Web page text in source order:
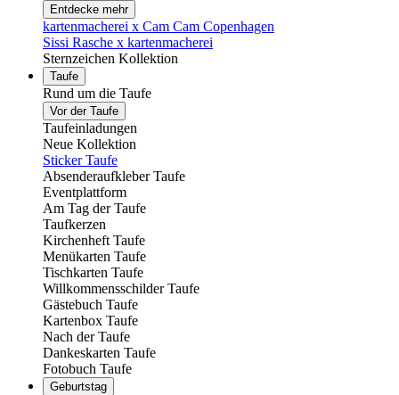
Entdecke mehr
kartenmacherei x Cam Cam Copenhagen
Sissi Rasche x kartenmacherei
Sternzeichen Kollektion
Taufe
Rund um die Taufe
Vor der Taufe
Taufeinladungen
Neue Kollektion
Sticker Taufe
Absenderaufkleber Taufe
Eventplattform
Am Tag der Taufe
Taufkerzen
Kirchenheft Taufe
Menükarten Taufe
Tischkarten Taufe
Willkommensschilder Taufe
Gästebuch Taufe
Kartenbox Taufe
Nach der Taufe
Dankeskarten Taufe
Fotobuch Taufe
Geburtstag